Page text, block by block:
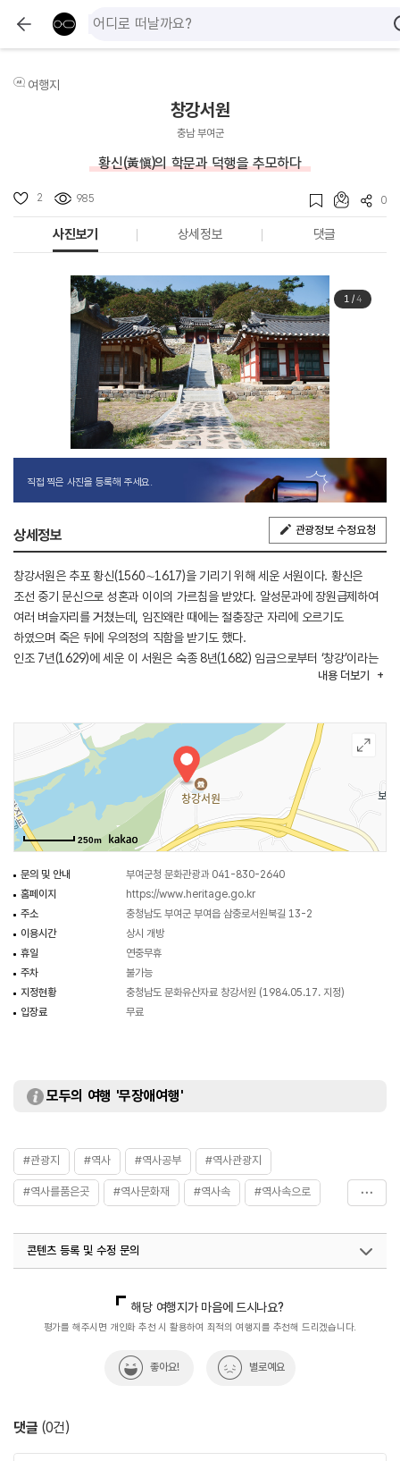
여행지
창강서원
충남 부여군
황신(黃愼)의 학문과 덕행을 추모하다
2 985 0
사진보기 상세정보 댓글
1/4
직접 찍은 사진을 등록해 주세요.
상세정보 관광정보 수정요청
창강서원은 추포 황신(1560∼1617)을 기리기 위해 세운 서원이다. 황신은
조선 중기 문신으로 성혼과 이이의 가르침을 받았다. 알성문과에 장원급제하여
여러 벼슬자리를 거쳤는데, 임진왜란 때에는 절충장군 자리에 오르기도
하였으며 죽은 뒤에 우의정의 직함을 받기도 했다.
인조 7년(1629)에 세운 이 서원은 숙종 8년(1682) 임금으로부터 ‘창강’이라는
현판을 받아 사액서원이 되었다. 그 후 흥선대원군의 서원철폐령으로
제사 지내는 사당과 배움의 공간인 강당, 학생들의 기숙사인 동재와 서재가
있다. 사당은 앞면 3칸·옆면 2칸의 규모이며, 지붕은 옆면에서 볼 때 사람 인(人)
자 모양인 맞배지붕이다. 지붕 처마를 받치기 위해 장식하여 만든 공포는 기둥
위와 기둥 사이에도 있는 다포 양식으로 꾸몄다. 해마다 음력 3월과 9월
보름날에 제사를 지내고 있다.
(출처 : 국가유산청)
내용 더보기
250m
문의 및 안내
부여군청 문화관광과 041-830-2640
홈페이지
https://www.heritage.go.kr
주소
충청남도 부여군 부여읍 삼충로서원북길 13-2
이용시간
상시 개방
휴일
연중무휴
주차
불가능
지정현황
충청남도 문화유산자료 창강서원 (1984.05.17. 지정)
입장료
무료
모두의 여행 '무장애여행'
#관광지 #역사 #역사공부 #역사관광지
#역사를품은곳 #역사문화재 #역사속 #역사속으로
#역사탐방 #역사탐험
콘텐츠 등록 및 수정 문의
해당 여행지가 마음에 드시나요?
평가를 해주시면 개인화 추천 시 활용하여 최적의 여행지를 추천해 드리겠습니다.
좋아요! 별로예요
댓글 (0건)